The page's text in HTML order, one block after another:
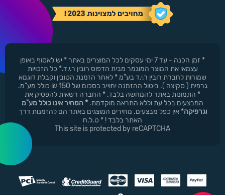
* זמן הכנה - עד 7 ימי עסקים לכל המוצרים באתר * יש לאסוף באופן
עצמאי את המוצר המוגמר מבית הדפוס רובין ר.י.ד.* כל הזכויות
שמורות לחברת רובין ר.י.ד בע"מ * לאחר הזמנת הטובין וקבלת דוגמא
גרפית ( סקיצה ). ביטול ההזמנה יחוייב בסכום של 150 ₪ כולל מע"מ.
* התמונות באתר להמחשה בלבד. * החברה רשאית להפסיק את
המבצעים בכל עת וללא התראה מוקדמת. * המחיר אינו כולל מע"מ
וגרפיקה* אין כפל מבצעים. מחירים המוצגים באתר הם להזמנות דרך
האתר בלבד ! * ט.ל.ח
This site is protected by reCAPTCHA